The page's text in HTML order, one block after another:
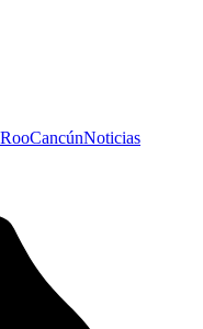
CancúnNoticias